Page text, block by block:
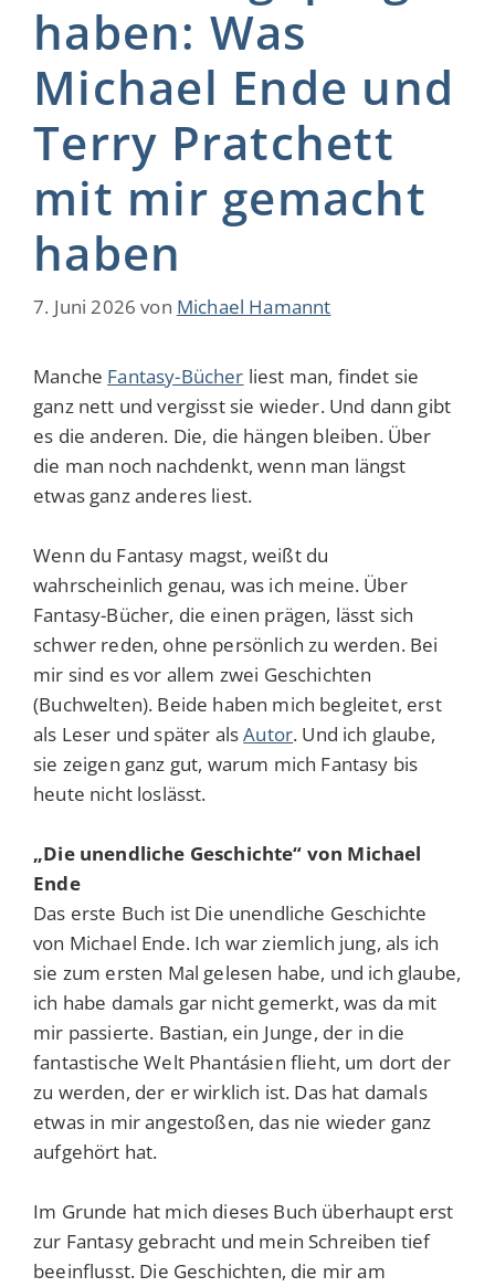
haben: Was
Michael Ende und
Terry Pratchett
mit mir gemacht
haben
7. Juni 2026 von Michael Hamannt
Manche Fantasy-Bücher liest man, findet sie
ganz nett und vergisst sie wieder. Und dann gibt
es die anderen. Die, die hängen bleiben. Über
die man noch nachdenkt, wenn man längst
etwas ganz anderes liest.
Wenn du Fantasy magst, weißt du
wahrscheinlich genau, was ich meine. Über
Fantasy-Bücher, die einen prägen, lässt sich
schwer reden, ohne persönlich zu werden. Bei
mir sind es vor allem zwei Geschichten
(Buchwelten). Beide haben mich begleitet, erst
als Leser und später alsAutor. Und ich glaube,
sie zeigen ganz gut, warum mich Fantasy bis
heute nicht loslässt.
„Die unendliche Geschichte“ von Michael
Ende
Das erste Buch ist Die unendliche Geschichte
von Michael Ende. Ich war ziemlich jung, als ich
sie zum ersten Mal gelesen habe, und ich glaube,
ich habe damals gar nicht gemerkt, was da mit
mir passierte. Bastian, ein Junge, der in die
fantastische Welt Phantásien flieht, um dort der
zu werden, der er wirklich ist. Das hat damals
etwas in mir angestoßen, das nie wieder ganz
aufgehört hat.
Im Grunde hat mich dieses Buch überhaupt erst
zur Fantasy gebracht und mein Schreiben tief
beeinflusst. Die Geschichten, die mir am